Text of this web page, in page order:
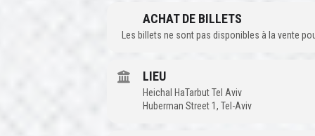
ACHAT DE BILLETS
Les billets ne sont pas disponibles à la vente
LIEU
Heichal HaTarbut Tel Aviv
Huberman Street 1, Tel-Aviv